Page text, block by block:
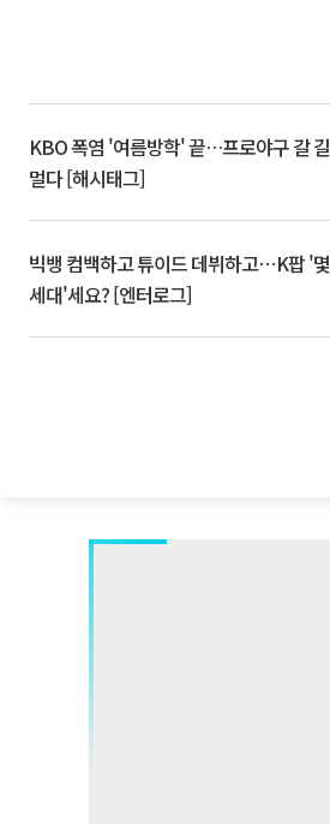
KBO 폭염 '여름방학' 끝…프로야구 갈 길
멀다 [해시태그]
빅뱅 컴백하고 튜이드 데뷔하고⋯K팝 '몇
세대'세요? [엔터로그]